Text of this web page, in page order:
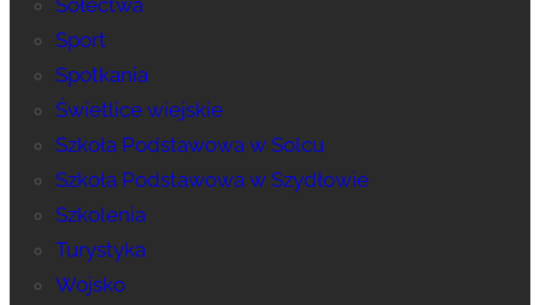
Sport
Spotkania
Świetlice wiejskie
Szkoła Podstawowa w Solcu
Szkoła Podstawowa w Szydłowie
Szkolenia
Turystyka
Wojsko